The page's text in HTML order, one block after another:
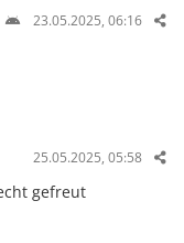
23.05.2025, 06:16
25.05.2025, 05:58
gefreut